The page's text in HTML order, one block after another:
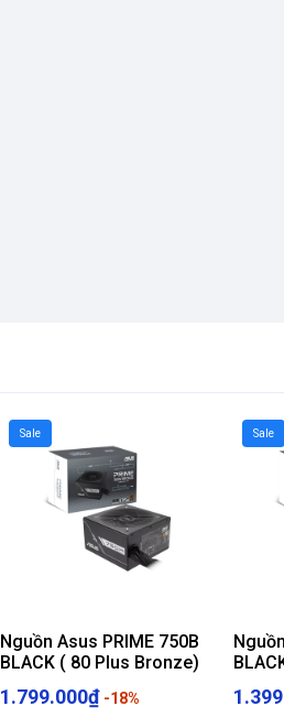
Sale
Nguồn Asus PRIME 750B
BLACK ( 80 Plus Bronze)
1.799.000₫ -18%
Sale